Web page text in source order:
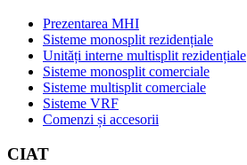
Prezentarea MHI
Sisteme monosplit rezidențiale
Unități interne multisplit rezidențiale
Sisteme monosplit comerciale
Sisteme multisplit comerciale
Sisteme VRF
Comenzi și accesorii
CIAT